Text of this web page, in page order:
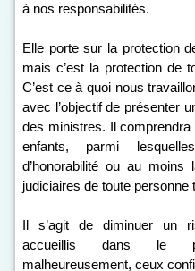
à nos responsabilités.
Elle porte sur la protection
mais c’est la protection de
C’est ce à quoi nous
avec l’objectif de présenter
des ministres. Il
enfants, parmi
d’honorabilité ou au moins
judiciaires de toute personne
Il s’agit de diminuer un
accueillis dans le
malheureusement, ceux